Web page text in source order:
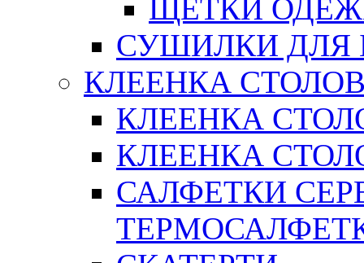
ЩЕТКИ
СУШИЛКИ ДЛЯ
КЛЕЕНКА
КЛЕЕНКА
КЛЕЕНКА
САЛФЕТКИ